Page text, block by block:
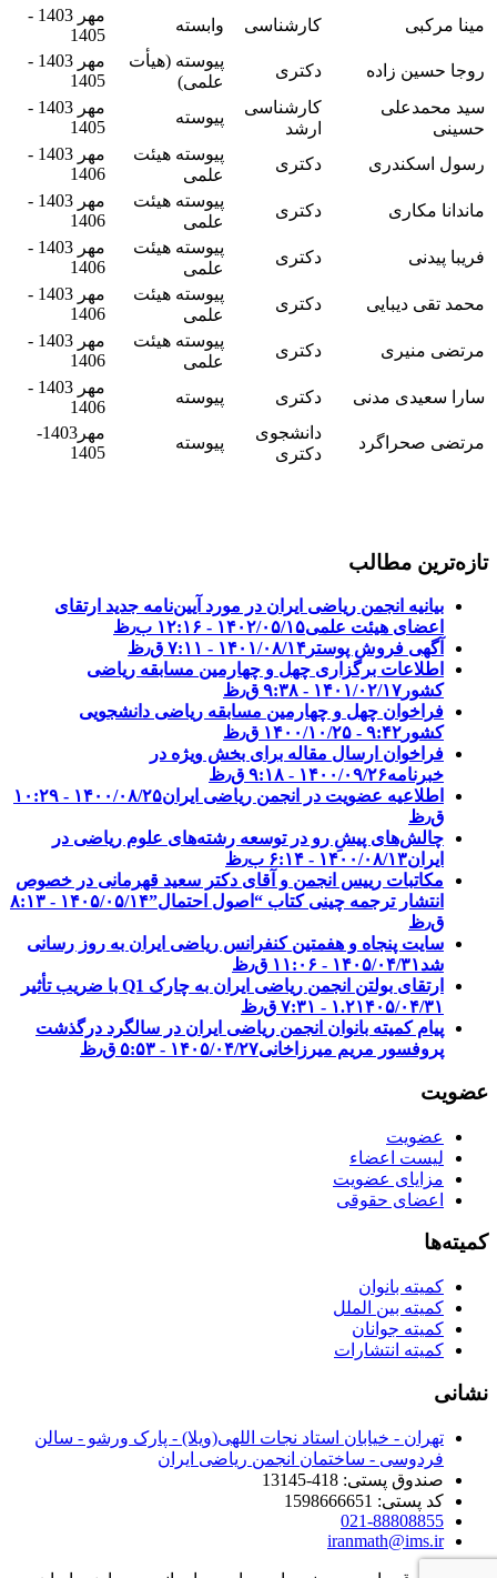
مینا مرکبی
کارشناسی وابسته
مهر 1403 -
1405
روجا حسین زاده
دکتری
پیوسته (هیأت
علمی)
مهر 1403 -
1405
سید محمدعلی
حسینی
کارشناسی
ارشد
پیوسته
مهر 1403 -
1405
رسول اسکندری
دکتری
پیوسته هیئت
علمی
مهر 1403 -
1406
ماندانا مکاری
دکتری
پیوسته هیئت
علمی
مهر 1403 -
1406
فریبا پیدنی
دکتری
پیوسته هیئت
علمی
مهر 1403 -
1406
محمد تقی دیبایی
دکتری
پیوسته هیئت
علمی
مهر 1403 -
1406
مرتضی منیری
دکتری
پیوسته هیئت
علمی
مهر 1403 -
1406
سارا سعیدی مدنی
دکتری پیوسته
مهر 1403 -
1406
مرتضی صحراگرد
دانشجوی
دکتری
پیوسته
مهر1403-
1405
تازه‌ترین مطالب
بیانیه انجمن ریاضی ایران در مورد آیین‌نامه جدید ارتقای
اعضای هیئت علمی۱۴۰۲/۰۵/۱۵ - ۱۲:۱۶ ب٫ظ
آگهی فروش پوستر ۱۴۰۱/۰۸/۱۴ - ۷:۱۱ ق٫ظ
اطلاعات برگزاری چهل و چهارمین مسابقه ریاضی
کشور ۱۴۰۱/۰۲/۱۷ - ۹:۳۸ ق٫ظ
فراخوان چهل و چهارمین مسابقه ریاضی دانشجویی
کشور‎‎ ۱۴۰۰/۱۰/۲۵ - ۹:۴۲ ق٫ظ
فراخوان ارسال مقاله برای بخش ویژه در
خبرنامه۱۴۰۰/۰۹/۲۶ - ۹:۱۸ ق٫ظ
اطلاعیه عضویت در انجمن ریاضی ایران
۱۴۰۰/۰۸/۲۵ - ۱۰:۲۹
ق٫ظ
چالش‌های پیشِ رو در توسعه رشته‌های علوم ریاضی در
ایران۱۴۰۰/۰۸/۱۳ - ۶:۱۴ ب٫ظ
مکاتبات رییس انجمن و آقای دکتر سعید قهرمانی در خصوص
انتشار ترجمه چینی کتاب “اصول احتمال”
۱۴۰۵/۰۵/۱۴ - ۸:۱۳
ق٫ظ
سایت پنجاه و هفمتین کنفرانس ریاضی ایران به روز رسانی
شد۱۴۰۵/۰۴/۳۱ - ۱۱:۰۶ ق٫ظ
ارتقای بولتن انجمن ریاضی ایران به چارک Q1 با ضریب تأثیر
۱.۲۱۴۰۵/۰۴/۳۱ - ۷:۳۱ ق٫ظ
پیام کمیته بانوان انجمن ریاضی ایران در سالگرد درگذشت
پروفسور مریم میرزاخانی۱۴۰۵/۰۴/۲۷ - ۵:۵۳ ق٫ظ
عضویت
عضویت
لیست اعضاء
مزایای عضویت
اعضای حقوقی
کمیته‌ها
کمیته بانوان
کمیته بین الملل
کمیته جوانان
کمیته انتشارات
نشانی
تهران - خیابان استاد نجات اللهی(ویلا) - پارک ورشو - سالن
فردوسی - ساختمان انجمن ریاضی ایران
صندوق پستی: 418-13145
کد پستی: 1598666651
021-88808855
iranmath@ims.ir